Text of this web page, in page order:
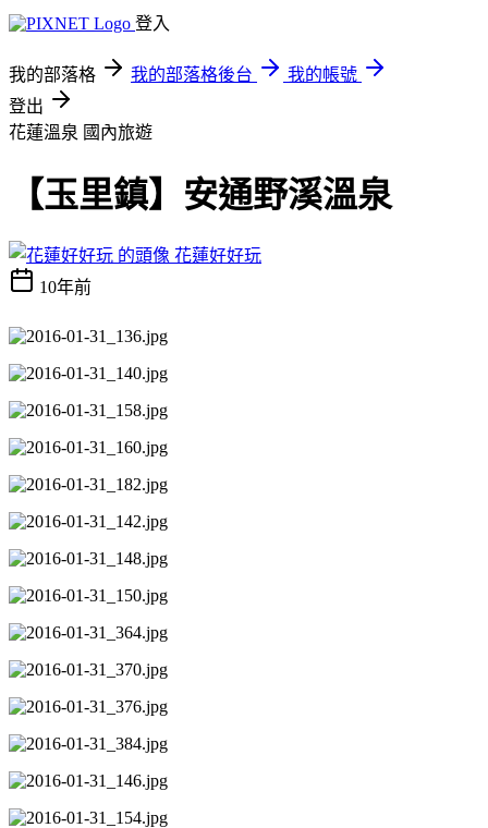
登入
我的部落格 我的部落格後台
我的帳號
登出
花蓮溫泉 國內旅遊
【玉里鎮】安通野溪溫泉
花蓮好好玩
10年前